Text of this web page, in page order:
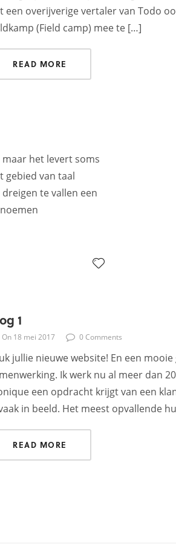
een overijverige vertaler van Todo
(Field camp) mee te […]
READ MORE
het levert soms
gebied van taal
te vallen een
1
On 18 mei 2017 0 Comments
jullie nieuwe website! En een
Ik werk nu al meer dan
een opdracht krijgt van een
in beeld. Het meest opvallende
READ MORE